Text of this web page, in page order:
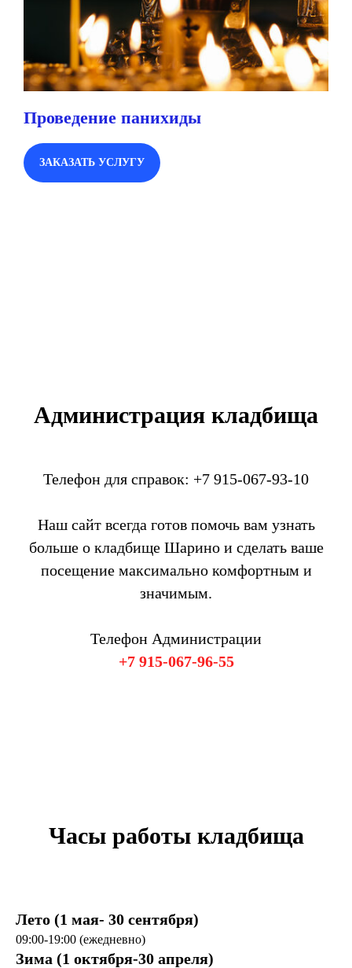
Проведение панихиды
ЗАКАЗАТЬ УСЛУГУ
Администрация кладбища
Телефон для справок: +7 915-067-93-10
Наш сайт всегда готов помочь вам узнать
больше о кладбище Шарино и сделать ваше
посещение максимально комфортным и
значимым.
Телефон Администрации
+7 915-067-96-55
Часы работы кладбища
Лето (1 мая- 30 сентября)
09:00-19:00 (ежедневно)
Зима (1 октября-30 апреля)